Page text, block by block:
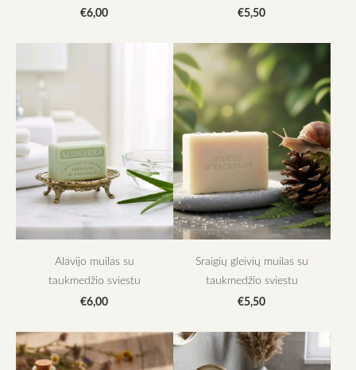
€6,00 €5,50
Alavijo muilas su
taukmedžio sviestu
€6,00
Sraigių gleivių muilas su
taukmedžio sviestu
€5,50